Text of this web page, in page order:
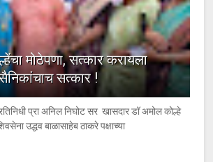
मोठेपणा, सत्कार करायला
सत्कार !
प्रा अनिल निघोट सर खासदार डॉ अमोल कोल्हे
उद्धव बाळासाहेब ठाकरे पक्षाच्या